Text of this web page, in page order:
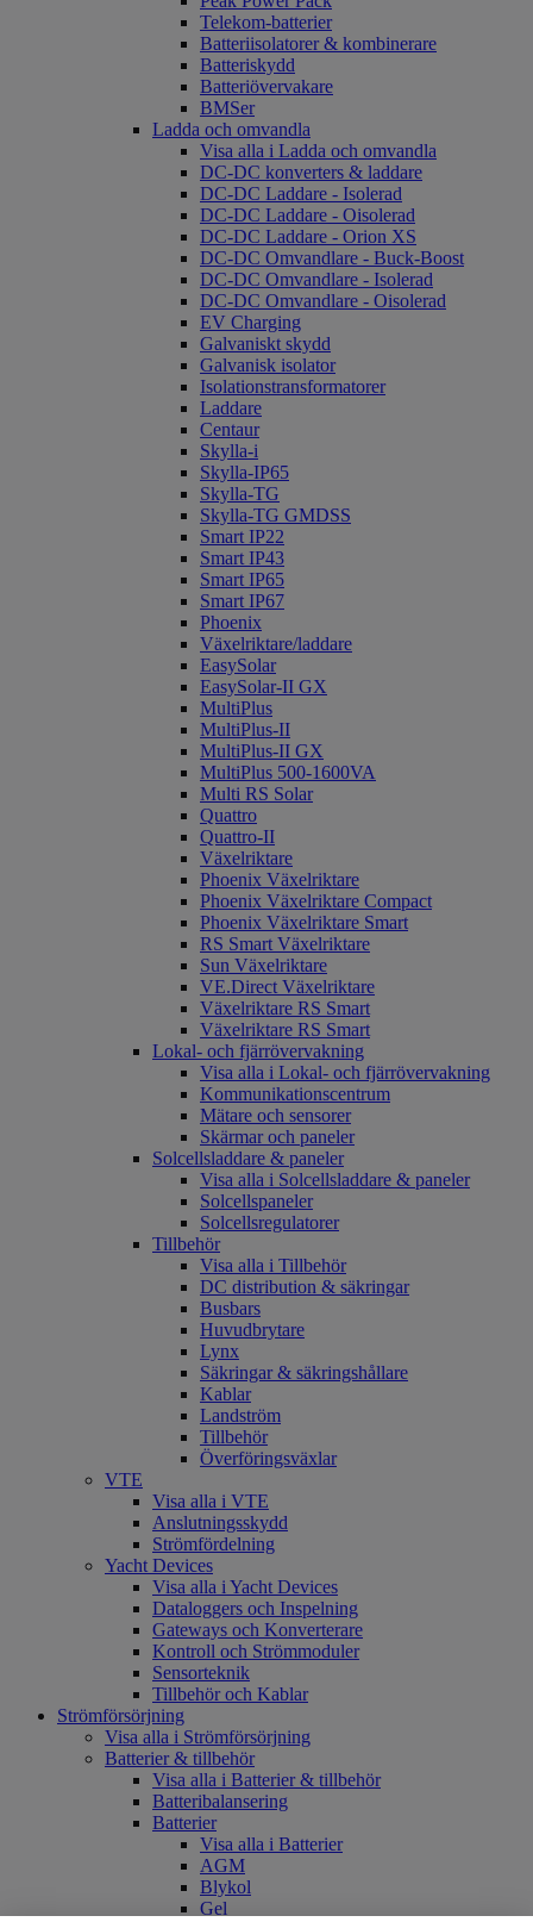
Telekom-batterier
Batteriisolatorer & kombinerare
Batteriskydd
Batteriövervakare
BMSer
Ladda och omvandla
Visa alla i Ladda och omvandla
DC-DC konverters & laddare
DC-DC Laddare - Isolerad
DC-DC Laddare - Oisolerad
DC-DC Laddare - Orion XS
DC-DC Omvandlare - Buck-Boost
DC-DC Omvandlare - Isolerad
DC-DC Omvandlare - Oisolerad
EV Charging
Galvaniskt skydd
Galvanisk isolator
Isolationstransformatorer
Laddare
Centaur
Skylla-i
Skylla-IP65
Skylla-TG
Skylla-TG GMDSS
Smart IP22
Smart IP43
Smart IP65
Smart IP67
Phoenix
Växelriktare/laddare
EasySolar
EasySolar-II GX
MultiPlus
MultiPlus-II
MultiPlus-II GX
MultiPlus 500-1600VA
Multi RS Solar
Quattro
Quattro-II
Växelriktare
Phoenix Växelriktare
Phoenix Växelriktare Compact
Phoenix Växelriktare Smart
RS Smart Växelriktare
Sun Växelriktare
VE.Direct Växelriktare
Växelriktare RS Smart
Växelriktare RS Smart
Lokal- och fjärrövervakning
Visa alla i Lokal- och fjärrövervakning
Kommunikationscentrum
Mätare och sensorer
Skärmar och paneler
Solcellsladdare & paneler
Visa alla i Solcellsladdare & paneler
Solcellspaneler
Solcellsregulatorer
Tillbehör
Visa alla i Tillbehör
DC distribution & säkringar
Busbars
Huvudbrytare
Lynx
Säkringar & säkringshållare
Kablar
Landström
Tillbehör
Överföringsväxlar
VTE
Visa alla i VTE
Anslutningsskydd
Strömfördelning
Yacht Devices
Visa alla i Yacht Devices
Dataloggers och Inspelning
Gateways och Konverterare
Kontroll och Strömmoduler
Sensorteknik
Tillbehör och Kablar
Strömförsörjning
Visa alla i Strömförsörjning
Batterier & tillbehör
Visa alla i Batterier & tillbehör
Batteribalansering
Batterier
Visa alla i Batterier
AGM
Blykol
Gel